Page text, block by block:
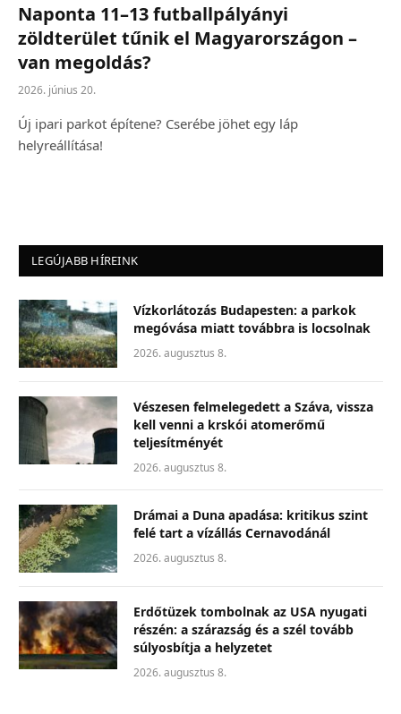
Naponta 11–13 futballpályányi
zöldterület tűnik el Magyarországon –
van megoldás?
2026. június 20.
Új ipari parkot építene? Cserébe jöhet egy láp
helyreállítása!
LEGÚJABB HÍREINK
Vízkorlátozás Budapesten: a parkok
megóvása miatt továbbra is locsolnak
2026. augusztus 8.
Vészesen felmelegedett a Száva, vissza
kell venni a krskói atomerőmű
teljesítményét
2026. augusztus 8.
Drámai a Duna apadása: kritikus szint
felé tart a vízállás Cernavodánál
2026. augusztus 8.
Erdőtüzek tombolnak az USA nyugati
részén: a szárazság és a szél tovább
súlyosbítja a helyzetet
2026. augusztus 8.